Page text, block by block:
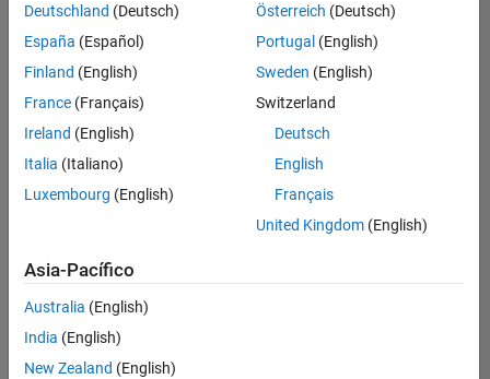
No se
han
traducido
todos
los
empleos.
Busque
por
ubicación
todos
empleos
en su
zona.
Deutschland (Deutsch)
España (Español)
Finland (English)
France (Français)
Ireland (English)
Italia (Italiano)
Luxembourg (English)
Österreich (Deutsch)
Portugal (English)
Sweden (English)
Switzerland
Deutsch
English
Français
United Kingdom(English)
Asia-Pacífico
Australia (English)
India (English)
New Zealand (English)